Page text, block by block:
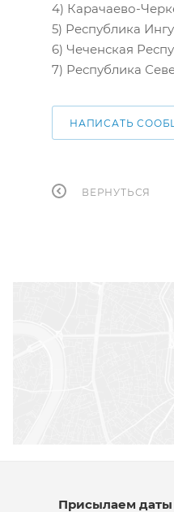
4) Карачаево-
5) Республика
6) Чеченская
7) Республика
НАПИСАТЬ
ВЕРНУТЬСЯ
Присылаем